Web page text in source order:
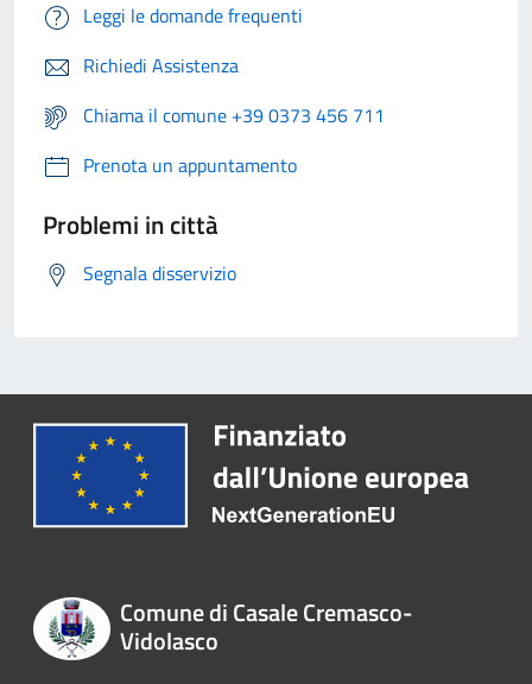
Leggi le domande frequenti
Richiedi Assistenza
Chiama il comune +39 0373 456 711
Prenota un appuntamento
Problemi in città
Segnala disservizio
Comune di Casale Cremasco-
Vidolasco